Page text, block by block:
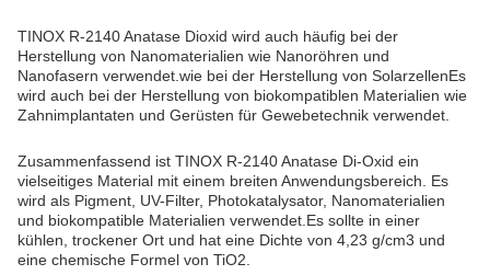
TINOX R-2140 Anatase Dioxid wird auch häufig bei der
Herstellung von Nanomaterialien wie Nanoröhren und
Nanofasern verwendet.wie bei der Herstellung von SolarzellenEs
wird auch bei der Herstellung von biokompatiblen Materialien wie
Zahnimplantaten und Gerüsten für Gewebetechnik verwendet.
Zusammenfassend ist TINOX R-2140 Anatase Di-Oxid ein
vielseitiges Material mit einem breiten Anwendungsbereich. Es
wird als Pigment, UV-Filter, Photokatalysator, Nanomaterialien
und biokompatible Materialien verwendet.Es sollte in einer
kühlen, trockener Ort und hat eine Dichte von 4,23 g/cm3 und
eine chemische Formel von TiO2.